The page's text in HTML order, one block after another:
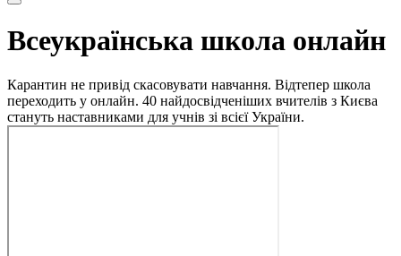
Всеукраїнська школа онлайн
Карантин не привід скасовувати навчання. Відтепер школа
переходить у онлайн. 40 найдосвідченіших вчителів з Києва
стануть наставниками для учнів зі всієї України.